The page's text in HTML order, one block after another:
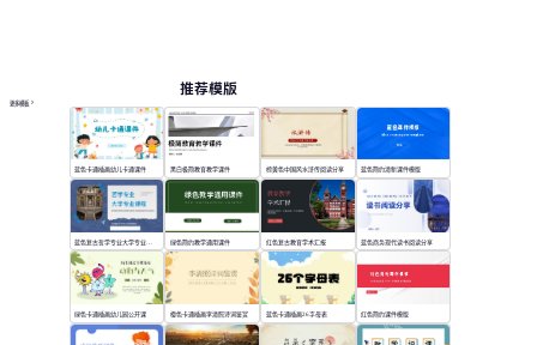
推荐模版
更多模板
蓝色卡通插画幼儿卡通课件 黑白极简教育教学课件 棕黄色中国风水浒传阅读分享 蓝色简约清新课件模版
绿色简约教学通用课件 红色复古教育学术汇报 蓝色商务现代读书阅读分享
绿色卡通插画幼儿园公开课 橙色卡通插画李清照诗词鉴赏 蓝色卡通插画26字母表 红色简约课件模版